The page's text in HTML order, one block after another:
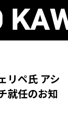
リペ氏 アシ
就任のお知